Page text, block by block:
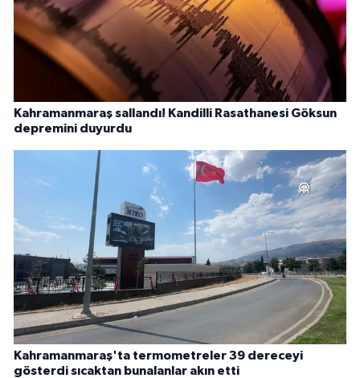
Kahramanmaraş sallandı! Kandilli Rasathanesi Göksun
depremini duyurdu
Kahramanmaraş'ta termometreler 39 dereceyi
gösterdi sıcaktan bunalanlar akın etti